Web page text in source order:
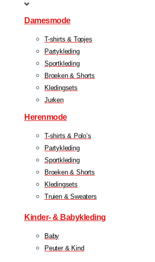
Damesmode
T-shirts & Topjes
Partykleding
Sportkleding
Broeken & Shorts
Kledingsets
Jurken
Herenmode
T-shirts & Polo’s
Partykleding
Sportkleding
Broeken & Shorts
Kledingsets
Truien & Sweaters
Kinder- & Babykleding
Baby
Peuter & Kind